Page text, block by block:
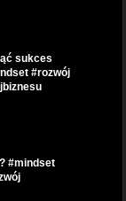
sukces
#rozwój
#mindset